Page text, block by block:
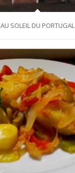
AU SOLEIL DU PORTUGAL